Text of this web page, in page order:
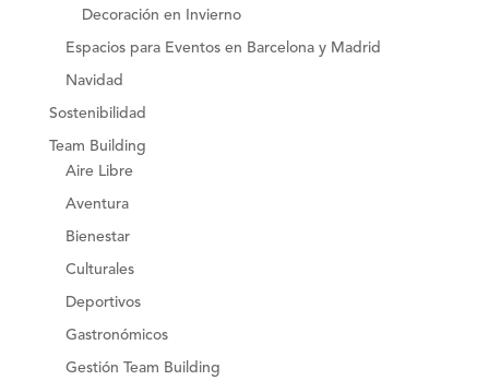
Decoración en Invierno
Espacios para Eventos en Barcelona y Madrid
Navidad
Sostenibilidad
Team Building
Aire Libre
Aventura
Bienestar
Culturales
Deportivos
Gastronómicos
Gestión Team Building